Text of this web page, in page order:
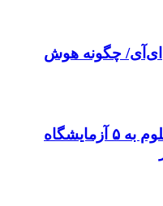
چگونه هوش
اختصاص پژوهانه وزارت علوم به ۵ آزمایشگاه